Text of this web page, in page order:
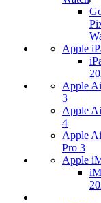
Apple
Apple
3
Apple
4
Apple
Pro 3
Apple